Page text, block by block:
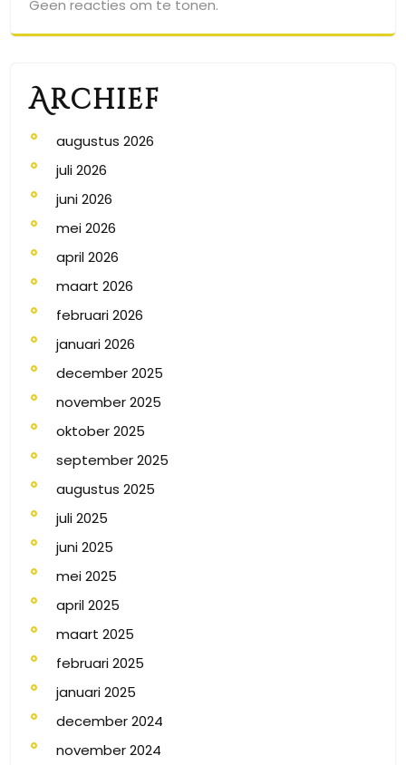
Geen reacties om te tonen.
Archief
augustus 2026
juli 2026
juni 2026
mei 2026
april 2026
maart 2026
februari 2026
januari 2026
december 2025
november 2025
oktober 2025
september 2025
augustus 2025
juli 2025
juni 2025
mei 2025
april 2025
maart 2025
februari 2025
januari 2025
december 2024
november 2024